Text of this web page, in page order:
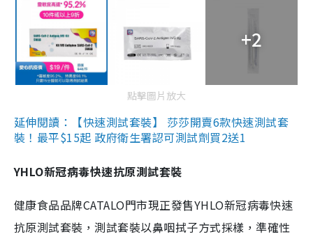
+2
點擊圖片放大
延伸閱讀：【快速測試套裝】 莎莎開賣6款快速測試套
裝！最平$15起 政府衛生署認可測試劑買2送1
YHLO新冠病毒快速抗原測試套裝
健康食品品牌CATALO門市現正發售YHLO新冠病毒快速
抗原測試套裝，測試套裝以鼻咽拭子方式採樣，準確性